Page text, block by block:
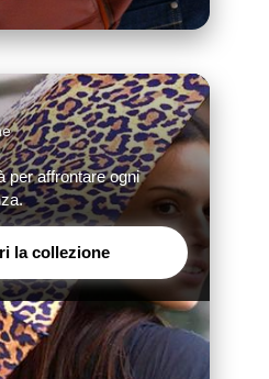
per affrontare ogni
la collezione